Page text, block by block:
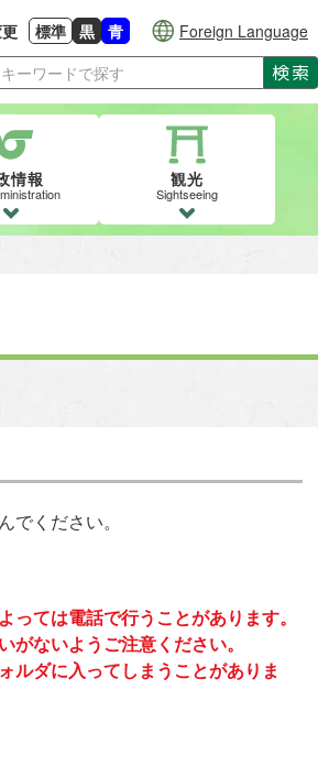
大きさに戻す
標準
背景色の変更：白
黒
背景色の変更：黒
青
背景色の変更：青
Foreign Language
検索
情報 観光
Sightseeing
ください。
ては電話で行うことがあります。
ないようご注意ください。
ルダに入ってしまうことがありま